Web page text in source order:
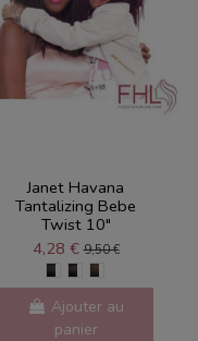
Janet Havana
Tantalizing Bebe
Twist 10"
4,28 €9,50 €
Ajouter au
panier